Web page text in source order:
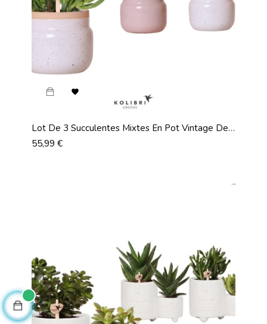

Lot De 3 Succulentes Mixtes En Pot Vintage De
12cm
Prix
55,99 €